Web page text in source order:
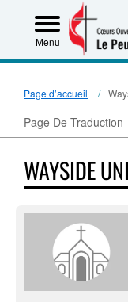
Menu
Page d’accueil
Page De Traduction
WAYSIDE